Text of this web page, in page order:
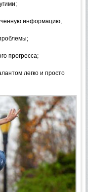
информацию;
прогресса;
легко и просто